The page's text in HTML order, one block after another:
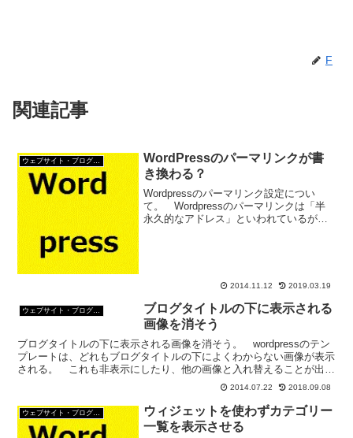
F
関連記事
WordPressのパーマリンクが書
き換わる？
Wordpressのパーマリンク設定につい
て。 Wordpressのパーマリンクは「半
永久的なアドレス」といわれているがこ
2014.11.12 2019.03.19
ウェブサイト・ブログ作成
ブログタイトルの下に表示される
画像を消そう
ブログタイトルの下に表示される画像を消そう。 wordpressのテン
プレートは、どれもブログタイトルの下によくわからない画像が表示
される。 これも非表示にしたり、他の画像と入れ替えることが出来
る。ブログタイトル下の画像を消す方法 word...2014.07.22 2018.09.08
ウィジェットを使わずカテゴリー
一覧を表示させる